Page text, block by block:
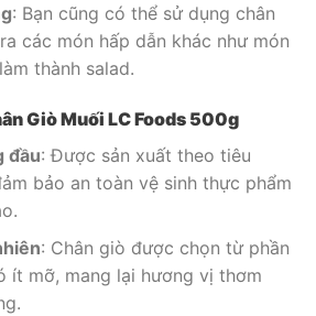
: Bạn cũng có thể sử dụng chân
các món hấp dẫn khác như món
thành salad.
Giò Muối LC Foods 500g
đầu: Được sản xuất theo tiêu
bảo an toàn vệ sinh thực phẩm
: Chân giò được chọn từ phần
ít mỡ, mang lại hương vị thơm